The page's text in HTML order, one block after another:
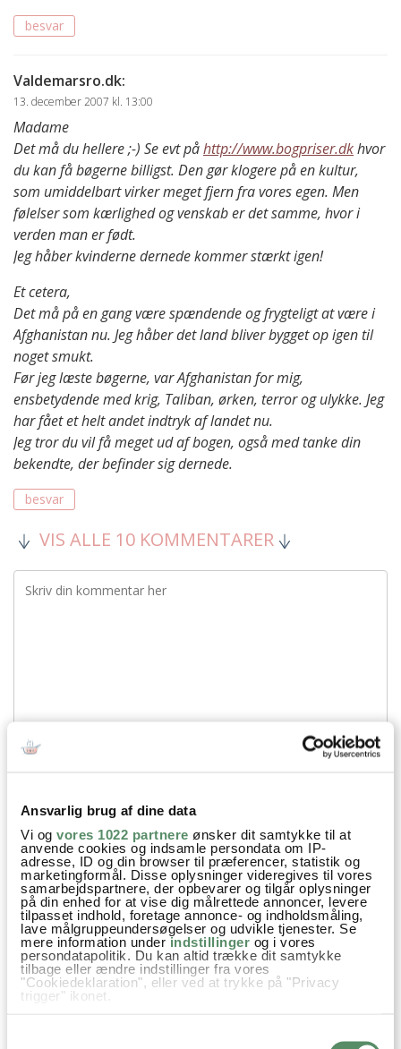
Ansvarlig brug af dine data
Vi og vores 1022 partnere ønsker dit samtykke til at
anvende cookies og indsamle persondata om IP-
adresse, ID og din browser til præferencer, statistik og
marketingformål. Disse oplysninger videregives til vores
samarbejdspartnere, der opbevarer og tilgår oplysninger
på din enhed for at vise dig målrettede annoncer, levere
tilpasset indhold, foretage annonce- og indholdsmåling,
lave målgruppeundersøgelser og udvikle tjenester. Se
mere information under indstillinger og i vores
persondatapolitik. Du kan altid trække dit samtykke
tilbage eller ændre indstillinger fra vores
"Cookiedeklaration", eller ved at trykke på "Privacy
trigger" ikonet.
Indsamle præcise oplysninger om din placering,
besvar
Valdemarsro.dk:
13. december 2007 kl. 13:00
Madame
Det må du hellere ;-) Se evt påhttp://www.bogpriser.dkhvor
du kan få bøgerne billigst. Den gør klogere på en kultur,
som umiddelbart virker meget fjern fra vores egen. Men
følelser som kærlighed og venskab er det samme, hvor i
verden man er født.
Jeg håber kvinderne dernede kommer stærkt igen!
Et cetera,
Det må på en gang være spændende og frygteligt at være i
Afghanistan nu. Jeg håber det land bliver bygget op igen til
noget smukt.
Før jeg læste bøgerne, var Afghanistan for mig,
ensbetydende med krig, Taliban, ørken, terror og ulykke. Jeg
har fået et helt andet indtryk af landet nu.
Jeg tror du vil få meget ud af bogen, også med tanke din
bekendte, der befinder sig dernede.
besvar
VIS ALLE 10 KOMMENTARER
Din emailadresse vil ikke blive offentliggjort.
SEND